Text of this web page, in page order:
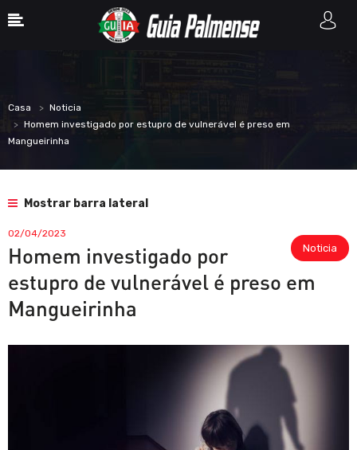
Casa
Noticia
Homem investigado por estupro de vulnerável é preso em
Mangueirinha
Mostrar barra lateral
Noticia
02/04/2023
Homem investigado por
estupro de vulnerável é preso em
Mangueirinha